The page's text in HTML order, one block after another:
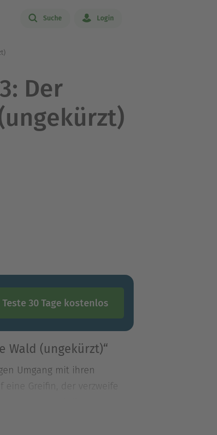
Suche Login
Der
Teste 30 Tage kostenlos
Wald (ungekürzt)“
Umgang mit ihren
Greifin, der verzweife
Greifin, der